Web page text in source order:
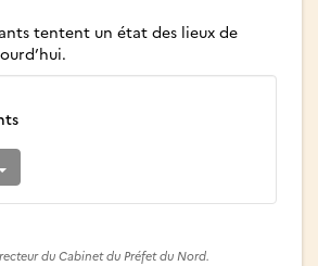
tentent un état des lieux de
du Cabinet du Préfet du Nord.